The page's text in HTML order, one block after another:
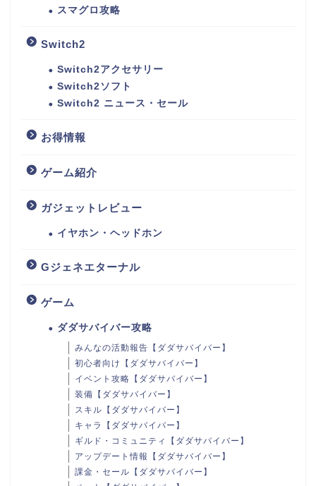
スマグロ攻略
Switch2
Switch2アクセサリー
Switch2ソフト
Switch2 ニュース・セール
お得情報
ゲーム紹介
ガジェットレビュー
イヤホン・ヘッドホン
Gジェネエターナル
ゲーム
ダダサバイバー攻略
みんなの活動報告【ダダサバイバー】
初心者向け【ダダサバイバー】
イベント攻略【ダダサバイバー】
装備【ダダサバイバー】
スキル【ダダサバイバー】
キャラ【ダダサバイバー】
ギルド・コミュニティ【ダダサバイバー】
アップデート情報【ダダサバイバー】
課金・セール【ダダサバイバー】